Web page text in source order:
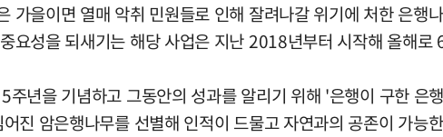
가을이면 열매 악취 민원들로 인해 잘려나갈 위기에 처한 은
요성을 되새기는 해당 사업은 지난 2018년부터 시작해 올해로
년을 기념하고 그동안의 성과를 알리기 위해 '은행이 구한
진 암은행나무를 선별해 인적이 드물고 자연과의 공존이 가능